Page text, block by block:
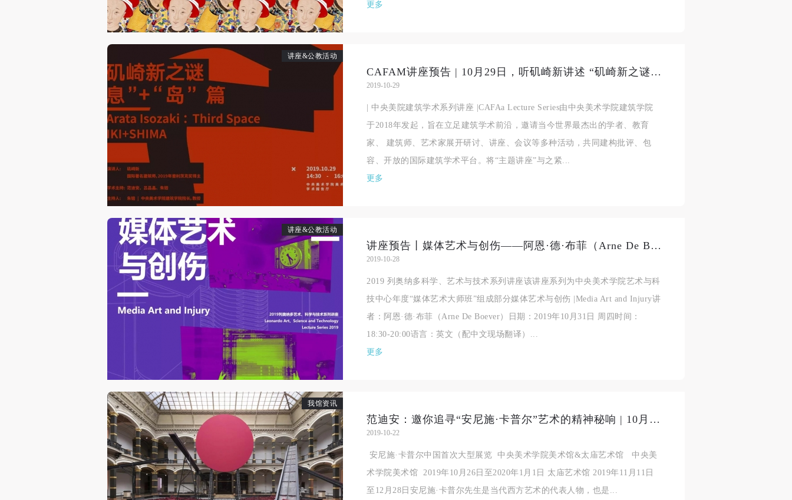
更多
讲座&公教活动
CAFAM讲座预告 | 10月29日，听矶崎新讲述 “矶崎新之谜 ‘息’+‘岛’篇”
2019-10-29
| 中央美院建筑学术系列讲座 |CAFAa Lecture Series由中央美术学院建筑学院
于2018年发起，旨在立足建筑学术前沿，邀请当今世界最杰出的学者、教育
家、 建筑师、艺术家展开研讨、讲座、会议等多种活动，共同建构批评、包
容、开放的国际建筑学术平台。将“主题讲座”与之紧...
更多
讲座&公教活动
讲座预告丨媒体艺术与创伤——阿恩·德·布菲（Arne De Boever）
2019-10-28
2019 列奥纳多科学、艺术与技术系列讲座该讲座系列为中央美术学院艺术与科
技中心年度“媒体艺术大师班”组成部分媒体艺术与创伤 |Media Art and Injury讲
者：阿恩·德·布菲（Arne De Boever）日期：2019年10月31日 周四时间：
18:30-20:00语言：英文（配中文现场翻译）...
更多
我馆资讯
范迪安：邀你追寻“安尼施·卡普尔”艺术的精神秘响 | 10月26日面向公众开放
2019-10-22
安尼施·卡普尔中国首次大型展览 中央美术学院美术馆&太庙艺术馆 中央美
术学院美术馆 2019年10月26日至2020年1月1日 太庙艺术馆 2019年11月11日
至12月28日安尼施·卡普尔先生是当代西方艺术的代表人物，也是...